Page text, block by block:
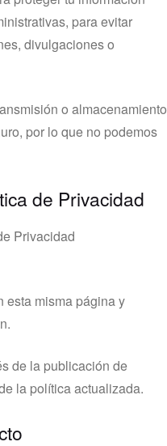
para evitar
divulgaciones o
o almacenamiento
por lo que no podemos
de Privacidad
Privacidad
esta misma página y
de la publicación de
la política actualizada.